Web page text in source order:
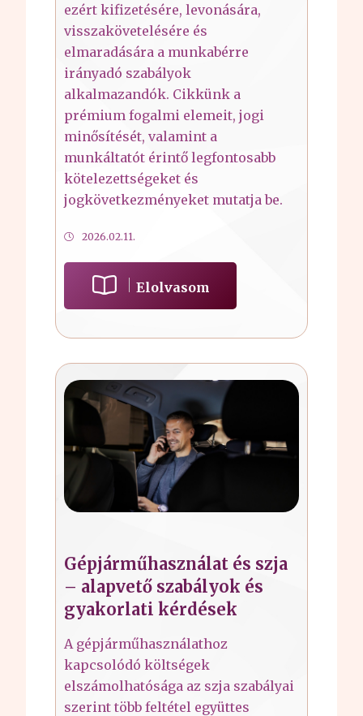
ezért kifizetésére, levonására,
visszakövetelésére és
elmaradására a munkabérre
irányadó szabályok
alkalmazandók. Cikkünk a
prémium fogalmi elemeit, jogi
minősítését, valamint a
munkáltatót érintő legfontosabb
kötelezettségeket és
jogkövetkezményeket mutatja be.
2026.02.11.
Elolvasom
Gépjárműhasználat és szja
– alapvető szabályok és
gyakorlati kérdések
A gépjárműhasználathoz
kapcsolódó költségek
elszámolhatósága az szja szabályai
szerint több feltétel együttes